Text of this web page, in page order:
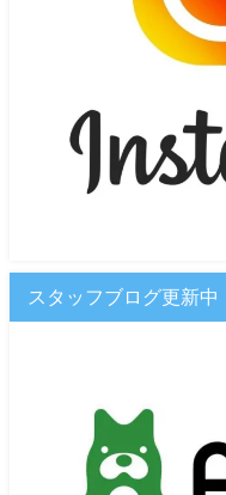
スタッフブログ更新中